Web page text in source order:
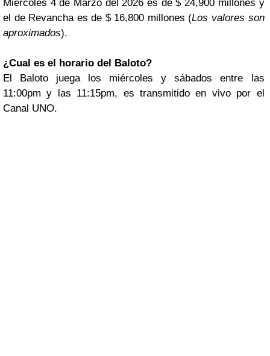
Miércoles 4 de Marzo del 2026 es de $ 24,900 millones y
el de Revancha es de $ 16,800 millones (Los valores son
aproximados).
¿Cual es el horario del Baloto?
El Baloto juega los miércoles y sábados entre las
11:00pm y las 11:15pm, es transmitido en vivo por el
Canal UNO.